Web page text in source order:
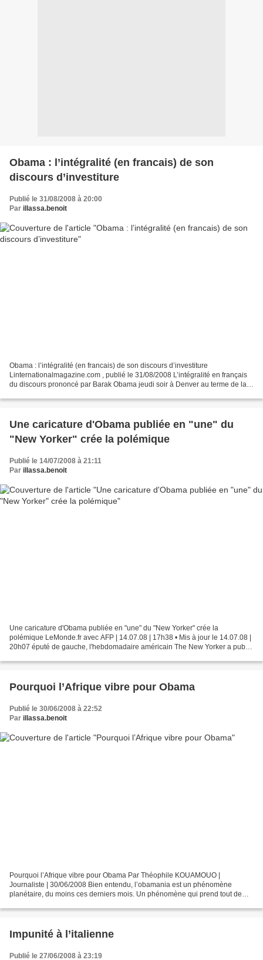
Obama : l’intégralité (en francais) de son
discours d’investiture
Publié le 31/08/2008 à 20:00
Par illassa.benoit
Obama : l’intégralité (en francais) de son discours d’investiture
Linternationalmagazine.com , publié le 31/08/2008 L’intégralité en français
du discours prononcé par Barak Obama jeudi soir à Denver au terme de la
Une caricature d'Obama publiée en "une" du
"New Yorker" crée la polémique
Publié le 14/07/2008 à 21:11
Par illassa.benoit
Une caricature d'Obama publiée en "une" du "New Yorker" crée la
polémique LeMonde.fr avec AFP | 14.07.08 | 17h38 • Mis à jour le 14.07.08 |
20h07 éputé de gauche, l'hebdomadaire américain The New Yorker a publié
Pourquoi l’Afrique vibre pour Obama
Publié le 30/06/2008 à 22:52
Par illassa.benoit
Pourquoi l’Afrique vibre pour Obama Par Théophile KOUAMOUO |
Journaliste | 30/06/2008 Bien entendu, l’obamania est un phénomène
planétaire, du moins ces derniers mois. Un phénomène qui prend tout de
Impunité à l’italienne
Publié le 27/06/2008 à 23:19